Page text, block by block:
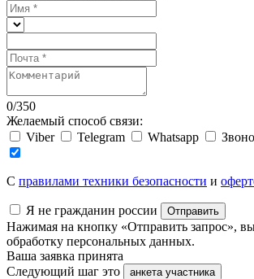
0/350
Желаемый способ связи:
Viber
Telegram Whatsapp
C правилами техники безопасности и
Я не гражданин россии Отправить
Нажимая на кнопку «Отправить запрос», вы
обработку персональных данных.
Ваша заявка принята
Следующий шаг это
анкета участника